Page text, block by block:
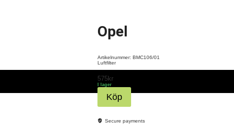
Opel
Artikelnummer: BMC106/01
Luftfilter
575kr
I lager
Opel
mängdKöp
Secure payments